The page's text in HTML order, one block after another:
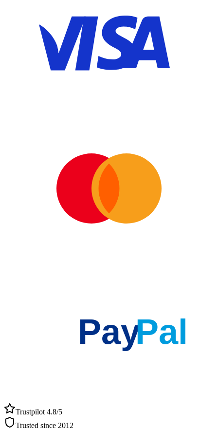
PayPal
Trustpilot 4.8/5
Trusted since 2012